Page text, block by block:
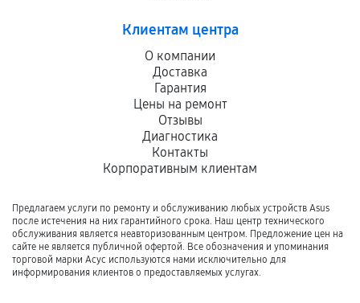
Клиентам центра
О компании
Доставка
Гарантия
Цены на ремонт
Отзывы
Диагностика
Контакты
Корпоративным клиентам
Предлагаем услуги по ремонту и обслуживанию любых устройств Asus
после истечения на них гарантийного срока. Наш центр технического
обслуживания является неавторизованным центром. Предложение цен на
сайте не является публичной офертой. Все обозначения и упоминания
торговой марки Асус используются нами исключительно для
информирования клиентов о предоставляемых услугах.